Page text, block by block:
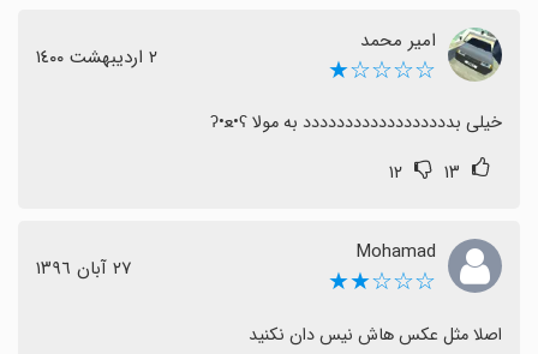
امیر محمد
☆☆☆☆★ ٢ اردیبهشت ١٤٠٠
خیلی بدددددددددددددددددد به مولا ʕ•ﻌ•ʔ
۱۳ ۱۲
Mohamad
☆☆☆★★ ٢٧ آبان ١٣٩٦
اصلا مثل عکس هاش نیس دان نکنید